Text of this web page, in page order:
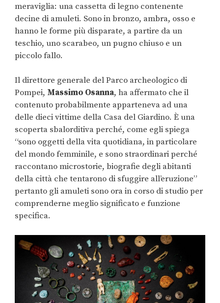
meraviglia: una cassetta di legno contenente
decine di amuleti. Sono in bronzo, ambra, osso e
hanno le forme più disparate, a partire da un
teschio, uno scarabeo, un pugno chiuso e un
piccolo fallo.
Il direttore generale del Parco archeologico di
Pompei, Massimo Osanna, ha affermato che il
contenuto probabilmente apparteneva ad una
delle dieci vittime della Casa del Giardino. È una
scoperta sbalorditiva perché, come egli spiega
“sono oggetti della vita quotidiana, in particolare
del mondo femminile, e sono straordinari perché
raccontano microstorie, biografie degli abitanti
della città che tentarono di sfuggire all’eruzione”
pertanto gli amuleti sono ora in corso di studio per
comprenderne meglio significato e funzione
specifica.